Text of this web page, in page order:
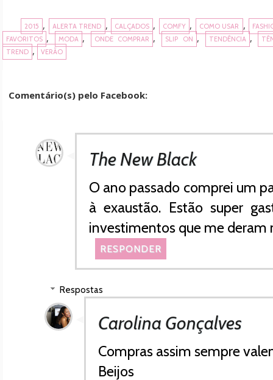
2015 , ALERTA TREND , CALÇADOS , COMFY , COMO USAR ,
FAVORITOS , MODA , ONDE COMPRAR , SLIP ON , TENDÊNCIA ,
TREND , VERÃO
Comentário(s) pelo Facebook:
The New Black
O ano passado comprei um
à exaustão. Estão super
investimentos que me
RESPONDER
Respostas
Carolina Gonçalves
Compras assim sempre
Beijos